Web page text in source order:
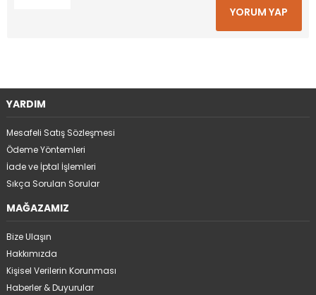
YORUM YAP
YARDIM
Mesafeli Satış Sözleşmesi
Ödeme Yöntemleri
İade ve İptal İşlemleri
Sıkça Sorulan Sorular
MAĞAZAMIZ
Bize Ulaşın
Hakkımızda
Kişisel Verilerin Korunması
Haberler & Duyurular